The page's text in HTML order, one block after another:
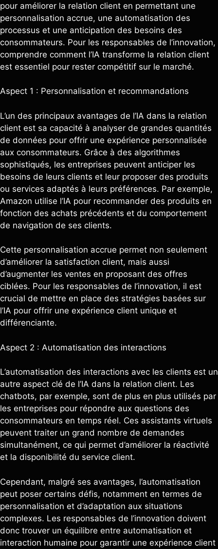
pour améliorer la relation client en permettant une
personnalisation accrue, une automatisation des
processus et une anticipation des besoins des
consommateurs. Pour les responsables de l’innovation,
comprendre comment l’IA transforme la relation client
est essentiel pour rester compétitif sur le marché.
Aspect 1 : Personnalisation et recommandations
L’un des principaux avantages de l’IA dans la relation
client est sa capacité à analyser de grandes quantités
de données pour offrir une expérience personnalisée
aux consommateurs. Grâce à des algorithmes
sophistiqués, les entreprises peuvent anticiper les
besoins de leurs clients et leur proposer des produits
ou services adaptés à leurs préférences. Par exemple,
Amazon utilise l’IA pour recommander des produits en
fonction des achats précédents et du comportement
de navigation de ses clients.
Cette personnalisation accrue permet non seulement
d’améliorer la satisfaction client, mais aussi
d’augmenter les ventes en proposant des offres
ciblées. Pour les responsables de l’innovation, il est
crucial de mettre en place des stratégies basées sur
l’IA pour offrir une expérience client unique et
différenciante.
Aspect 2 : Automatisation des interactions
L’automatisation des interactions avec les clients est un
autre aspect clé de l’IA dans la relation client. Les
chatbots, par exemple, sont de plus en plus utilisés par
les entreprises pour répondre aux questions des
consommateurs en temps réel. Ces assistants virtuels
peuvent traiter un grand nombre de demandes
simultanément, ce qui permet d’améliorer la réactivité
et la disponibilité du service client.
Cependant, malgré ses avantages, l’automatisation
peut poser certains défis, notamment en termes de
personnalisation et d’adaptation aux situations
complexes. Les responsables de l’innovation doivent
donc trouver un équilibre entre automatisation et
interaction humaine pour garantir une expérience client